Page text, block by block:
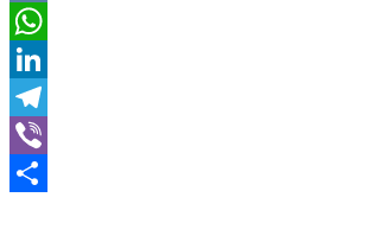
VK
WhatsApp
LinkedIn
Telegram
Viber